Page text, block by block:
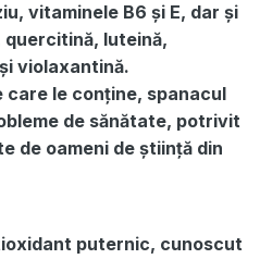
vitaminele B6 și E, dar și
luteină,
violaxantină.
le conține, spanacul
de sănătate, potrivit
de oameni de știință din
puternic, cunoscut